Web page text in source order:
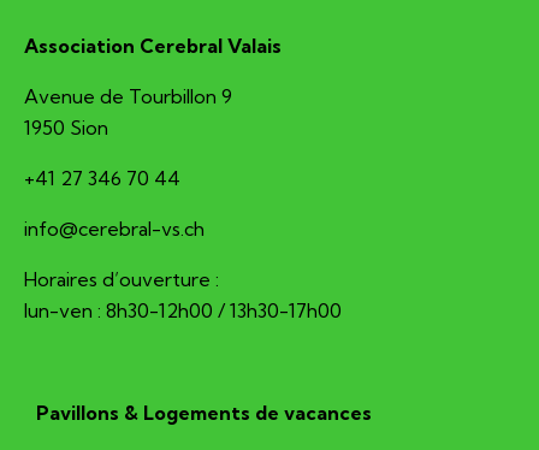
Association Cerebral Valais
Avenue de Tourbillon 9
1950 Sion
+41 27 346 70 44
hc.sv-larberec@ofni
Horaires d’ouverture :
lun-ven : 8h30-12h00 / 13h30-17h00
Pavillons & Logements de vacances